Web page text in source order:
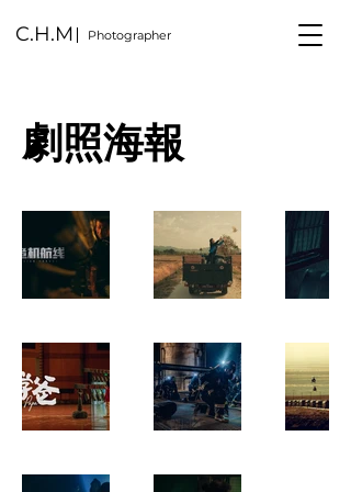
C.H.M Photographer
劇照海報